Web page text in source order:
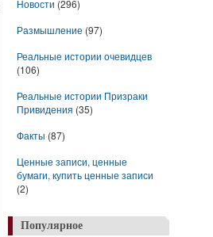
Новости (296)
Размышление (97)
Реальные истории очевидцев
(106)
Реальные истории Призраки
Привидения (35)
Факты (87)
Ценные записи, ценные
бумаги, купить ценные записи
(2)
Популярное